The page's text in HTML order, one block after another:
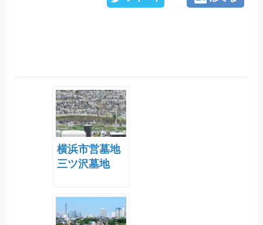
横浜市営墓地
三ツ沢墓地